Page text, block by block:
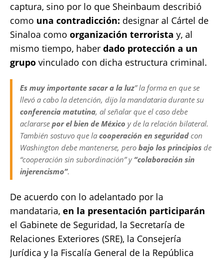
captura, sino por lo que Sheinbaum describió
como una contradicción: designar al Cártel de
Sinaloa como organización terrorista y, al
mismo tiempo, haber dado protección a un
grupo vinculado con dicha estructura criminal.
Es muy importante sacar a la luz” la forma en que se
llevó a cabo la detención, dijo la mandataria durante su
conferencia matutina, al señalar que el caso debe
aclararse por el bien de México y de la relación bilateral.
También sostuvo que la cooperación en seguridadcon
Washington debe mantenerse, pero bajo los principios de
“cooperación sin subordinación” y “colaboración sin
injerencismo”.
De acuerdo con lo adelantado por la
mandataria, en la presentación participarán
el Gabinete de Seguridad, la Secretaría de
Relaciones Exteriores (SRE), la Consejería
Jurídica y la Fiscalía General de la República